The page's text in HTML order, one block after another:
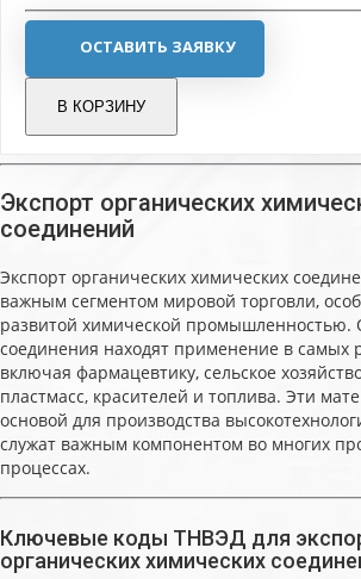
ОСТАВИТЬ ЗАЯВКУ
В КОРЗИНУ
Экспорт органических
соединений
Экспорт органических химических
важным сегментом мировой торговли,
развитой химической промышленностью.
соединения находят применение в самых
включая фармацевтику, сельское
пластмасс, красителей и топлива. Эти
основой для производства
служат важным компонентом во многих
процессах.
Ключевые коды ТНВЭД для
органических химических